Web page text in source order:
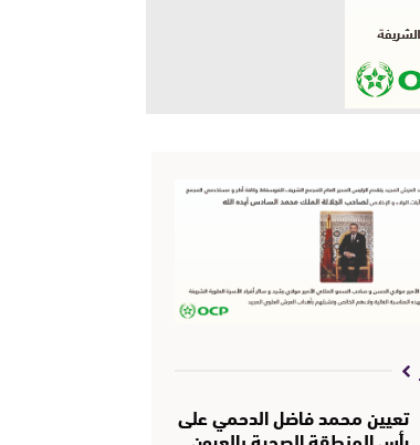
تعيين محمد فاضل الدحمي على